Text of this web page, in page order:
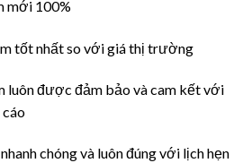
mới 100%
tốt nhất so với giá thị trường
luôn được đảm bảo và cam kết với
chóng và luôn đúng với lịch hẹn